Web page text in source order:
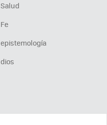
Salud
Fe
epistemología
dios